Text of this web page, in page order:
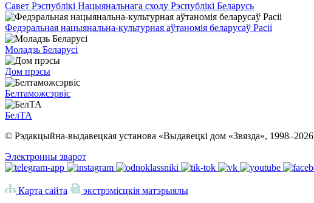
Савет Рэспублікі Нацыянальнага сходу Рэспублікі Беларусь
Федэральная нацыянальна-культурная аўтаномія беларусаў Расіі
Моладзь Беларусі
Дом прэсы
Белтаможсэрвіс
БелТА
© Рэдакцыйна-выдавецкая установа «Выдавецкі дом «Звязда», 1998–2026
Электронны зварот
Карта сайта экстрэмісцкія матэрыялы